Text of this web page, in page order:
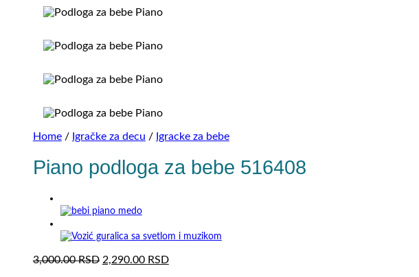
Home / Igračke za decu / Igracke za bebe
Piano podloga za bebe 516408
3,000.00RSD Original
2,290.00 RSDCurrent